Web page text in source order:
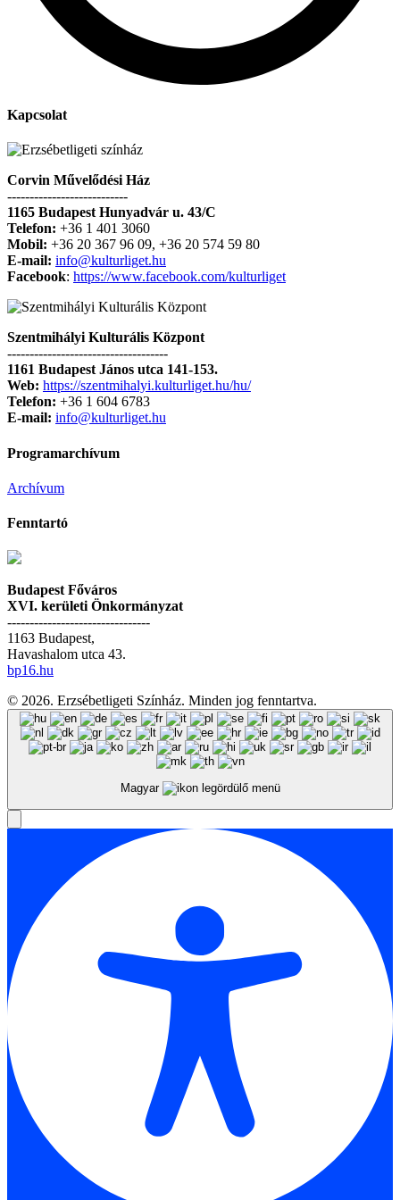
Kapcsolat
Corvin Művelődési Ház
---------------------------
1165 Budapest Hunyadvár u. 43/C
Telefon: +36 1 401 3060
Mobil: +36 20 367 96 09, +36 20 574 59 80
E-mail: info@kulturliget.hu
Facebook: https://www.facebook.com/kulturliget
Szentmihályi Kulturális Központ
------------------------------------
1161 Budapest János utca 141-153.
Web: https://szentmihalyi.kulturliget.hu/hu/
Telefon: +36 1 604 6783
E-mail: info@kulturliget.hu
Programarchívum
Archívum
Fenntartó
Budapest Főváros
XVI. kerületi Önkormányzat
--------------------------------
1163 Budapest,
Havashalom utca 43.
bp16.hu
© 2026. Erzsébetligeti Színház. Minden jog fenntartva.
Magyar